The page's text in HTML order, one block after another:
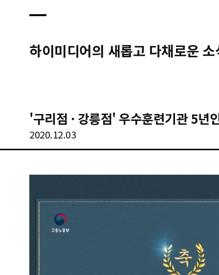
하이미디어의 새롭고 다채로운
'구리점 · 강릉점' 우수훈련기관 5년
2020.12.03